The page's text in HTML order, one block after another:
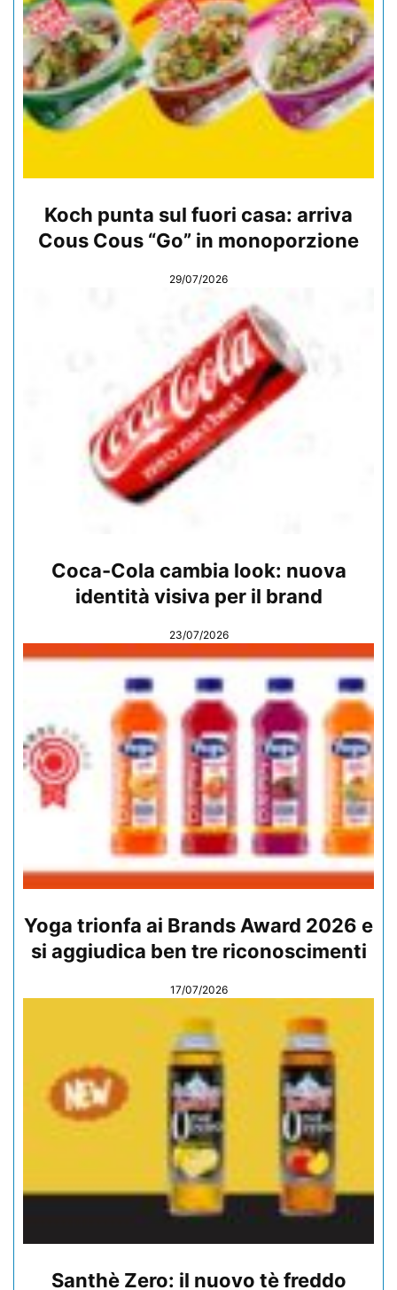
Koch punta sul fuori casa: arriva
Cous Cous “Go” in monoporzione
29/07/2026
Coca-Cola cambia look: nuova
identità visiva per il brand
23/07/2026
Yoga trionfa ai Brands Award 2026 e
si aggiudica ben tre riconoscimenti
17/07/2026
Santhè Zero: il nuovo tè freddo